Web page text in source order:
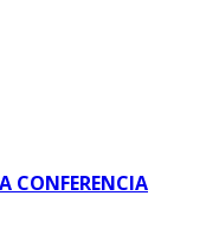
CONFERENCIA